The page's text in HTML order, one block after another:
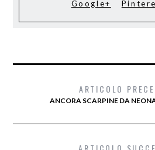
Google+
ARTICOLO
ANCORA SCARPINE DA